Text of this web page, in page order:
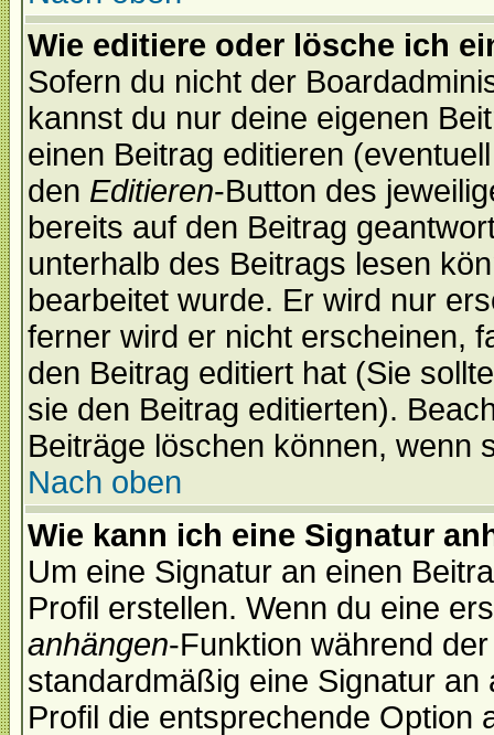
Wie editiere oder lösche ich
Sofern du nicht der
kannst du nur deine eigenen
einen Beitrag editieren
den Editieren-Button des
bereits auf den Beitrag
unterhalb des Beitrags lesen
bearbeitet wurde. Er wird nur
ferner wird er nicht erscheinen,
den Beitrag editiert hat (Sie
sie den Beitrag editierten).
Beiträge löschen können, wenn
Nach oben
Wie kann ich eine Signatur
Um eine Signatur an einen
Profil erstellen. Wenn du eine
anhängen-Funktion während
standardmäßig eine Signatur
Profil die entsprechende Option